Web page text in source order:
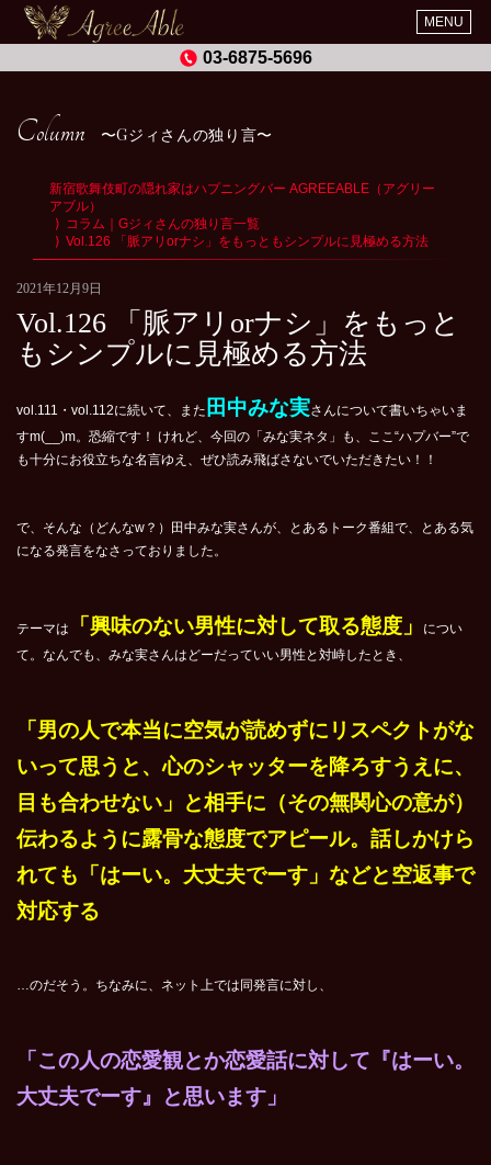
MENU
03-6875-5696
Column Gジィさんの独り言
新宿歌舞伎町の隠れ家はハプニングバー AGREEABLE（アグリー
アブル）
コラム｜Gジィさんの独り言一覧
Vol.126 「脈アリorナシ」をもっともシンプルに見極める方法
2021年12月9日
Vol.126 「脈アリorナシ」をもっと
もシンプルに見極める方法
vol.111・vol.112に続いて、また 田中みな実さんについて書いちゃいま
すm(__)m。恐縮です！ けれど、今回の「みな実ネタ」も、ここ“ハプバー”で
も十分にお役立ちな名言ゆえ、ぜひ読み飛ばさないでいただきたい！！
で、そんな（どんなw？）田中みな実さんが、とあるトーク番組で、とある気
になる発言をなさっておりました。
テーマは 「興味のない男性に対して取る態度」
につい
て。なんでも、みな実さんはどーだっていい男性と対峙したとき、
「男の人で本当に空気が読めずにリスペクトがな
いって思うと、心のシャッターを降ろすうえに、
目も合わせない」と相手に（その無関心の意が）
伝わるように露骨な態度でアピール。話しかけら
れても「はーい。大丈夫でーす」などと空返事で
対応する
…のだそう。ちなみに、ネット上では同発言に対し、
「この人の恋愛観とか恋愛話に対して『はーい。
大丈夫でーす』と思います」